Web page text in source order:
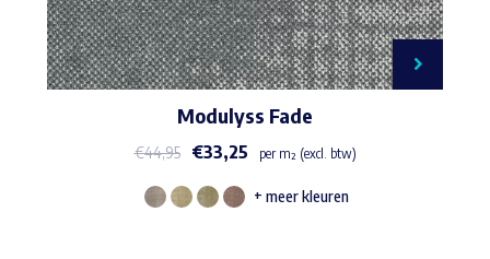
Modulyss Fade
€44,95 €33,25 per m² (excl. btw)
Dit
+ meer kleuren